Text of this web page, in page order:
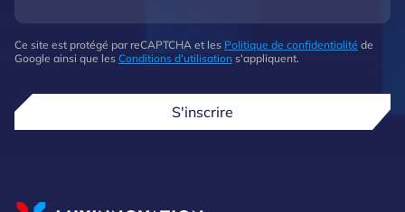
Ce site est protégé par reCAPTCHA et les Politique de confidentialité de
Google ainsi que les Conditions d'utilisation s'appliquent.
S'inscrire